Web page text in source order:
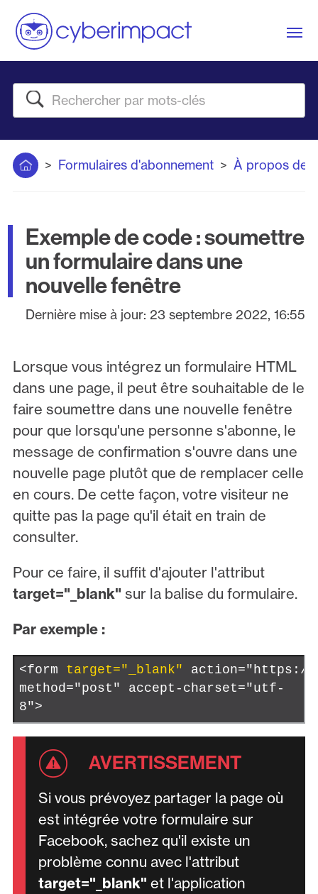
Rechercher
Accueil Formulaires d'abonnement À propos des
Exemple de code : soumettre
un formulaire dans une
nouvelle fenêtre
Dernière mise à jour: 23 septembre 2022, 16:55
Lorsque vous intégrez un formulaire HTML
dans une page, il peut être souhaitable de le
faire soumettre dans une nouvelle fenêtre
pour que lorsqu'une personne s'abonne, le
message de confirmation s'ouvre dans une
nouvelle page plutôt que de remplacer celle
en cours. De cette façon, votre visiteur ne
quitte pas la page qu'il était en train de
consulter.
Pour ce faire, il suffit d'ajouter l'attribut
target="_blank" sur la balise du formulaire.
Par exemple :
<form target="_blank" action="https://
method="post" accept-charset="utf-
8">
Si vous prévoyez partager la page où
est intégrée votre formulaire sur
Facebook, sachez qu'il existe un
problème connu avec l'attribut
target="_blank" et l'application